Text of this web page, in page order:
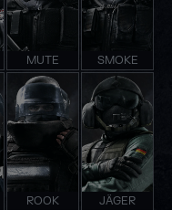
MUTE SMOKE
ROOK JÄGER